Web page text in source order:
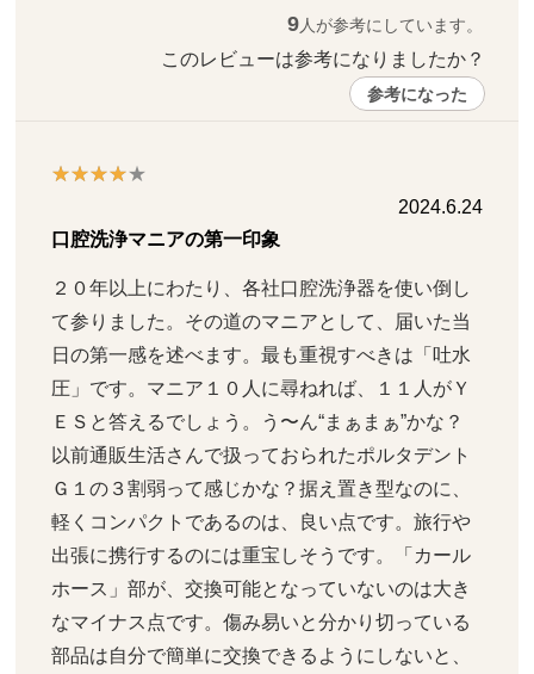
9人が参考にしています。
このレビューは参考になりましたか？
参考になった
2024.6.24
口腔洗浄マニアの第一印象
２０年以上にわたり、各社口腔洗浄器を使い倒し
て参りました。その道のマニアとして、届いた当
日の第一感を述べます。最も重視すべきは「吐水
圧」です。マニア１０人に尋ねれば、１１人がＹ
ＥＳと答えるでしょう。う〜ん“まぁまぁ”かな？
以前通販生活さんで扱っておられたポルタデント
Ｇ１の３割弱って感じかな？据え置き型なのに、
軽くコンパクトであるのは、良い点です。旅行や
出張に携行するのには重宝しそうです。「カール
ホース」部が、交換可能となっていないのは大き
なマイナス点です。傷み易いと分かり切っている
部品は自分で簡単に交換できるようにしないと、